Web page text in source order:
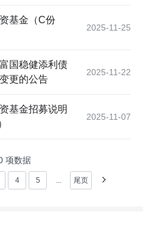
基金（C份
2025-11-25
国稳健添利债
更的公告
2025-11-22
基金招募说明
2025-11-07
项数据
4 5 ... 尾页